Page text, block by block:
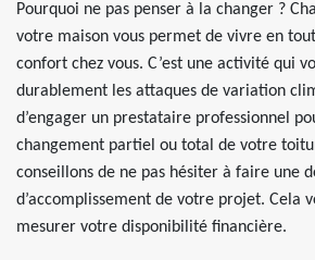
Pourquoi ne pas penser à la changer ?
votre maison vous permet de vivre en
confort chez vous. C’est une activité qui
durablement les attaques de variation
d’engager un prestataire professionnel
changement partiel ou total de votre
conseillons de ne pas hésiter à faire une
d’accomplissement de votre projet. Cela
mesurer votre disponibilité financière.